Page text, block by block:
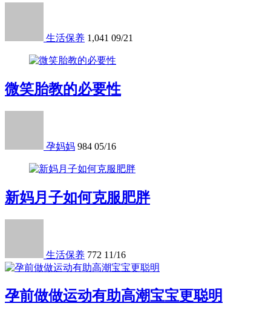
生活保养 1,041 09/21
微笑胎教的必要性
孕妈妈 984 05/16
新妈月子如何克服肥胖
生活保养 772 11/16
孕前做做运动有助高潮宝宝更聪明